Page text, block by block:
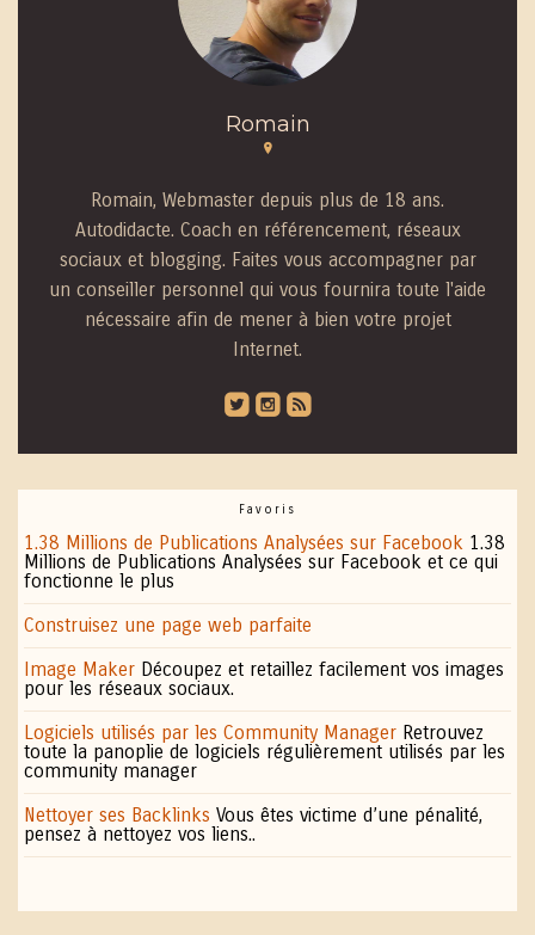
Romain
Romain, Webmaster depuis plus de 18 ans.
Autodidacte. Coach en référencement, réseaux
sociaux et blogging. Faites vous accompagner par
un conseiller personnel qui vous fournira toute l'aide
nécessaire afin de mener à bien votre projet
Internet.
roundedtwitterbird roundedinstagram roundedblip
Favoris
1.38 Millions de Publications Analysées sur Facebook 1.38
Millions de Publications Analysées sur Facebook et ce qui
fonctionne le plus
Construisez une page web parfaite
Image Maker Découpez et retaillez facilement vos images
pour les réseaux sociaux.
Logiciels utilisés par les Community Manager Retrouvez
toute la panoplie de logiciels régulièrement utilisés par les
community manager
Nettoyer ses Backlinks Vous êtes victime d’une pénalité,
pensez à nettoyez vos liens..